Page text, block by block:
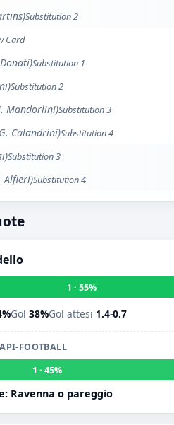
Substitution 2
Card
Substitution 1
Substitution 2
Mandorlini)Substitution 3
Calandrini)Substitution 4
Substitution 3
Alfieri)Substitution 4
1 · 55%
Gol 38%Gol attesi 1.4-0.7
FOOTBALL
1 · 45%
Ravenna o pareggio